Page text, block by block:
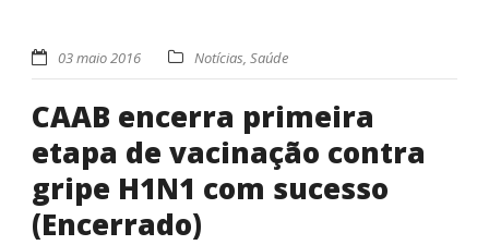
03 maio 2016 Notícias, Saúde
CAAB encerra primeira
etapa de vacinação contra
gripe H1N1 com sucesso
(Encerrado)